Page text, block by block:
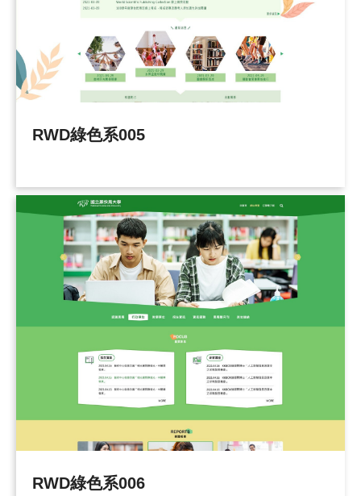
RWD綠色系005
RWD綠色系006